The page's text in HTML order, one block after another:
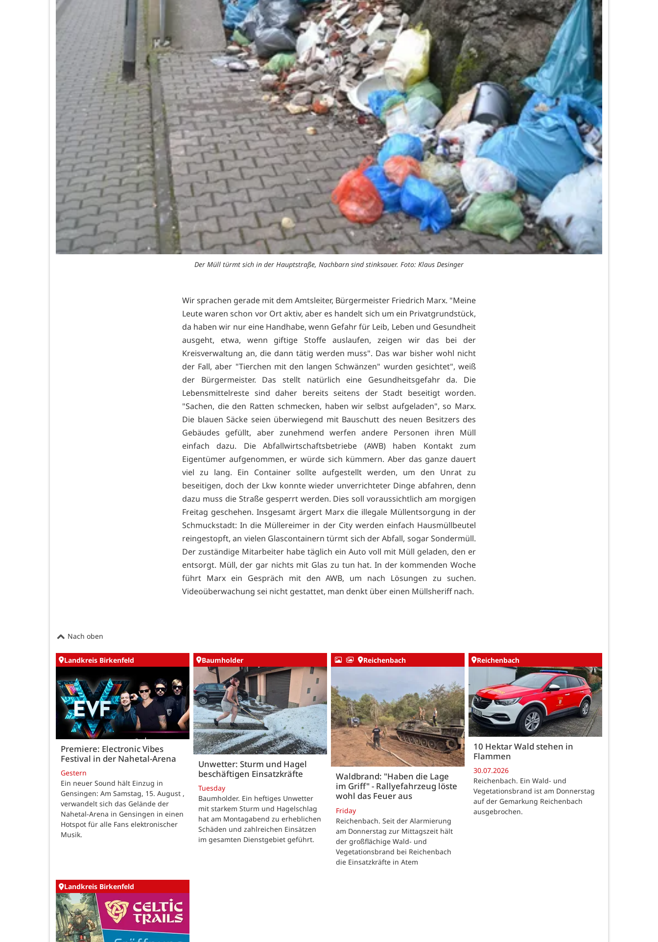
Der Müll türmt sich in der Hauptstraße, Nachbarn sind stinksauer. Foto: Klaus Desinger
Wir sprachen gerade mit dem Amtsleiter, Bürgermeister Friedrich Marx. "Meine
Leute waren schon vor Ort aktiv, aber es handelt sich um ein Privatgrundstück,
da haben wir nur eine Handhabe, wenn Gefahr für Leib, Leben und Gesundheit
ausgeht, etwa, wenn giftige Stoffe auslaufen, zeigen wir das bei der
Kreisverwaltung an, die dann tätig werden muss". Das war bisher wohl nicht
der Fall, aber "Tierchen mit den langen Schwänzen" wurden gesichtet", weiß
der Bürgermeister. Das stellt natürlich eine Gesundheitsgefahr da. Die
Lebensmittelreste sind daher bereits seitens der Stadt beseitigt worden.
"Sachen, die den Ratten schmecken, haben wir selbst aufgeladen", so Marx.
Die blauen Säcke seien überwiegend mit Bauschutt des neuen Besitzers des
Gebäudes gefüllt, aber zunehmend werfen andere Personen ihren Müll
einfach dazu. Die Abfallwirtschaftsbetriebe (AWB) haben Kontakt zum
Eigentümer aufgenommen, er würde sich kümmern. Aber das ganze dauert
viel zu lang. Ein Container sollte aufgestellt werden, um den Unrat zu
beseitigen, doch der Lkw konnte wieder unverrichteter Dinge abfahren, denn
dazu muss die Straße gesperrt werden. Dies soll voraussichtlich am morgigen
Freitag geschehen. Insgesamt ärgert Marx die illegale Müllentsorgung in der
Schmuckstadt: In die Müllereimer in der City werden einfach Hausmüllbeutel
reingestopft, an vielen Glascontainern türmt sich der Abfall, sogar Sondermüll.
Der zuständige Mitarbeiter habe täglich ein Auto voll mit Müll geladen, den er
entsorgt. Müll, der gar nichts mit Glas zu tun hat. In der kommenden Woche
führt Marx ein Gespräch mit den AWB, um nach Lösungen zu suchen.
Videoüberwachung sei nicht gestattet, man denkt über einen Müllsheriff nach.
Nach oben
Landkreis Birkenfeld
Premiere: Electronic Vibes
Festival in der Nahetal-Arena
Gestern
Ein neuer Sound hält Einzug in
Gensingen: Am Samstag, 15. August ,
verwandelt sich das Gelände der
Nahetal-Arena in Gensingen in einen
Hotspot für alle Fans elektronischer
Musik.
Baumholder
Unwetter: Sturm und Hagel
beschäftigen Einsatzkräfte
Tuesday
Baumholder. Ein heftiges Unwetter
mit starkem Sturm und Hagelschlag
hat am Montagabend zu erheblichen
Schäden und zahlreichen Einsätzen
im gesamten Dienstgebiet geführt.
Reichenbach
Waldbrand: "Haben die Lage
im Griff" - Rallyefahrzeug löste
wohl das Feuer aus
Friday
Reichenbach. Seit der Alarmierung
am Donnerstag zur Mittagszeit hält
der großflächige Wald- und
Vegetationsbrand bei Reichenbach
die Einsatzkräfte in Atem
Reichenbach
10 Hektar Wald stehen in
Flammen
30.07.2026
Reichenbach. Ein Wald- und
Vegetationsbrand ist am Donnerstag
auf der Gemarkung Reichenbach
ausgebrochen.
Landkreis Birkenfeld